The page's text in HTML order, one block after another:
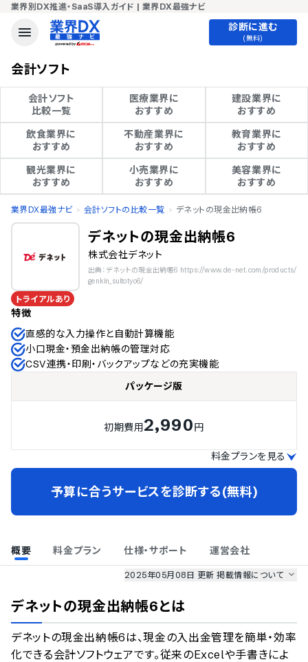
業界別DX推進・SaaS導入ガイド | 業界DX最強ナビ
診断に進む
(無料)
会計ソフト
会計ソフト
比較一覧
医療業界に
おすすめ
建設業界に
おすすめ
飲食業界に
おすすめ
不動産業界に
おすすめ
教育業界に
おすすめ
観光業界に
おすすめ
小売業界に
おすすめ
美容業界に
おすすめ
業界DX最強ナビ 会計ソフトの比較一覧 デネットの現金出納帳6
デネットの現金出納帳6
株式会社デネット
出典：デネットの現金出納帳6 https://www.de-net.com/products/
genkin_suitotyo6/
トライアルあり
特徴
直感的な入力操作と自動計算機能
小口現金・預金出納帳の管理対応
CSV連携・印刷・バックアップなどの充実機能
パッケージ版
初期費用2,990円
料金プランを見る
予算に合うサービスを診断する(無料)
概要 料金プラン 仕様・サポート 運営会社
2025年05月08日 更新掲載情報について
のサービス情報は、
のサービスデータを参照しています。
情報更新者：業界DX最強ナビ編集部 情報取得元 掲載修正依頼
デネットの現金出納帳6とは
デネットの現金出納帳6は、現金の入出金管理を簡単・効率
化できる会計ソフトウェアです。従来のExcelや手書きによ